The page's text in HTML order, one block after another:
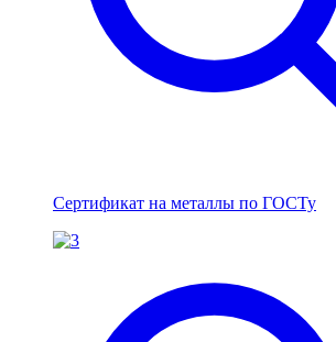
Сертификат на металлы по ГОСТу